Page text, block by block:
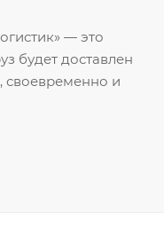
— это
будет доставлен
своевременно и